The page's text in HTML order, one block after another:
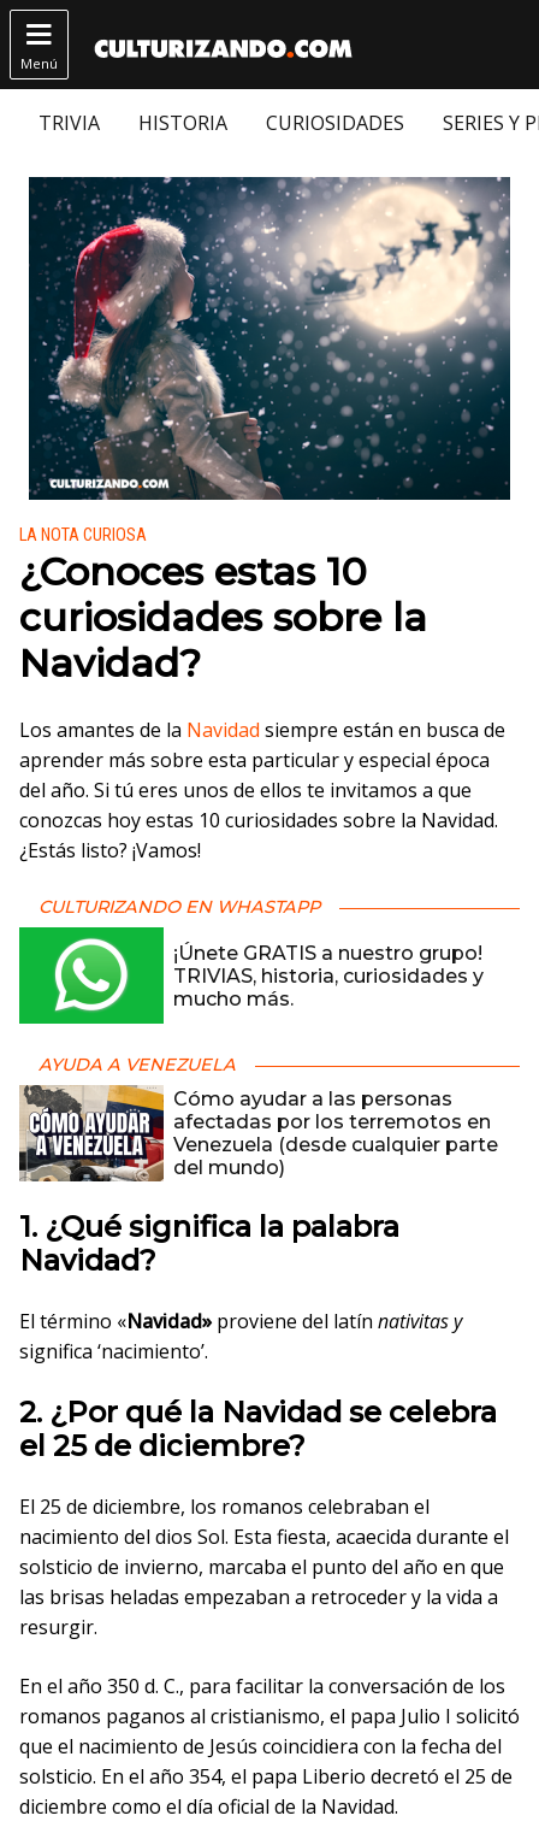

Menú
TRIVIA HISTORIA CURIOSIDADES SERIES Y
Publicado en:
LA NOTA CURIOSA
¿Conoces estas 10
curiosidades sobre la
Navidad?
Los amantes de la Navidad siempre están en busca de
aprender más sobre esta particular y especial época
del año. Si tú eres unos de ellos te invitamos a que
conozcas hoy estas 10 curiosidades sobre la Navidad.
¿Estás listo? ¡Vamos!
CULTURIZANDO EN WHASTAPP
¡Únete GRATIS a nuestro grupo!
TRIVIAS, historia, curiosidades y
mucho más.
AYUDA A VENEZUELA
Cómo ayudar a las personas
afectadas por los terremotos en
Venezuela (desde cualquier parte
del mundo)
1. ¿Qué significa la palabra
Navidad?
El término «Navidad»proviene del latín nativitas y
significa ‘nacimiento’.
2. ¿Por qué la Navidad se celebra
el 25 de diciembre?
El 25 de diciembre, los romanos celebraban el
nacimiento del dios Sol. Esta fiesta, acaecida durante el
solsticio de invierno, marcaba el punto del año en que
las brisas heladas empezaban a retroceder y la vida a
resurgir.
En el año 350 d. C., para facilitar la conversación de los
romanos paganos al cristianismo, el papa Julio I solicitó
que el nacimiento de Jesús coincidiera con la fecha del
solsticio. En el año 354, el papa Liberio decretó el 25 de
diciembre como el día oficial de la Navidad.